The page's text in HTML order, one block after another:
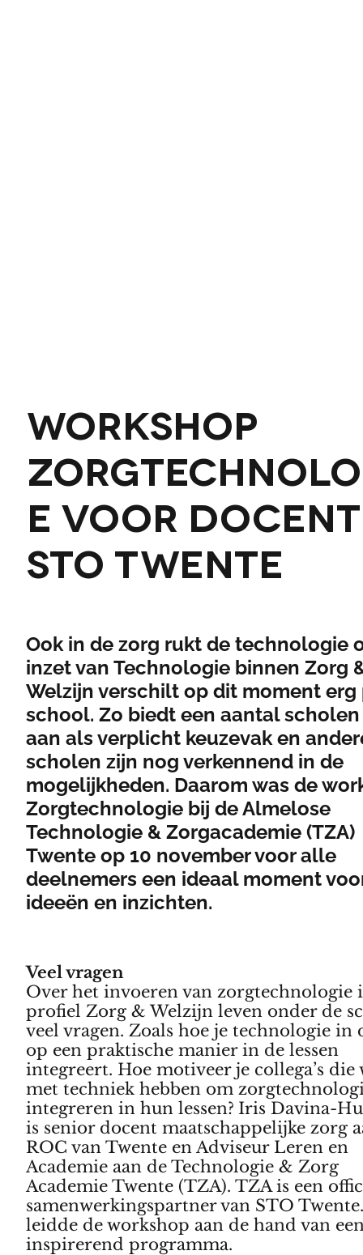
Workshop
e voor
STO Twente
Ook in de zorg rukt de technologie
inzet van Technologie binnen Zorg
Welzijn verschilt op dit moment erg
school. Zo biedt een aantal
aan als verplicht keuzevak en
scholen zijn nog verkennend in de
mogelijkheden. Daarom was de
Zorgtechnologie bij de Almelose
Technologie & Zorgacademie (TZA)
Twente op 10 november voor alle
deelnemers een ideaal moment
ideeën en inzichten.
Veel vragen
Over het invoeren van zorgtechnologie
profiel Zorg & Welzijn leven onder de
veel vragen. Zoals hoe je technologie in
op een praktische manier in de lessen
integreert. Hoe motiveer je collega’s die
met techniek hebben om
integreren in hun lessen? Iris Davina-
is senior docent maatschappelijke zorg
ROC van Twente en Adviseur Leren en
Academie aan de Technologie & Zorg
Academie Twente (TZA). TZA is een
samenwerkingspartner van STO
leidde de workshop aan de hand van
inspirerend programma.